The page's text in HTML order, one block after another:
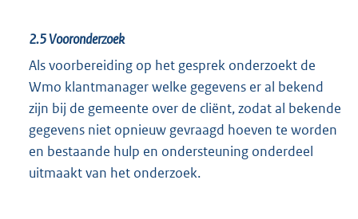
2.5Vooronderzoek
Als voorbereiding op het gesprek onderzoekt de
Wmo klantmanager welke gegevens er al bekend
zijn bij de gemeente over de cliënt, zodat al bekende
gegevens niet opnieuw gevraagd hoeven te worden
en bestaande hulp en ondersteuning onderdeel
uitmaakt van het onderzoek.